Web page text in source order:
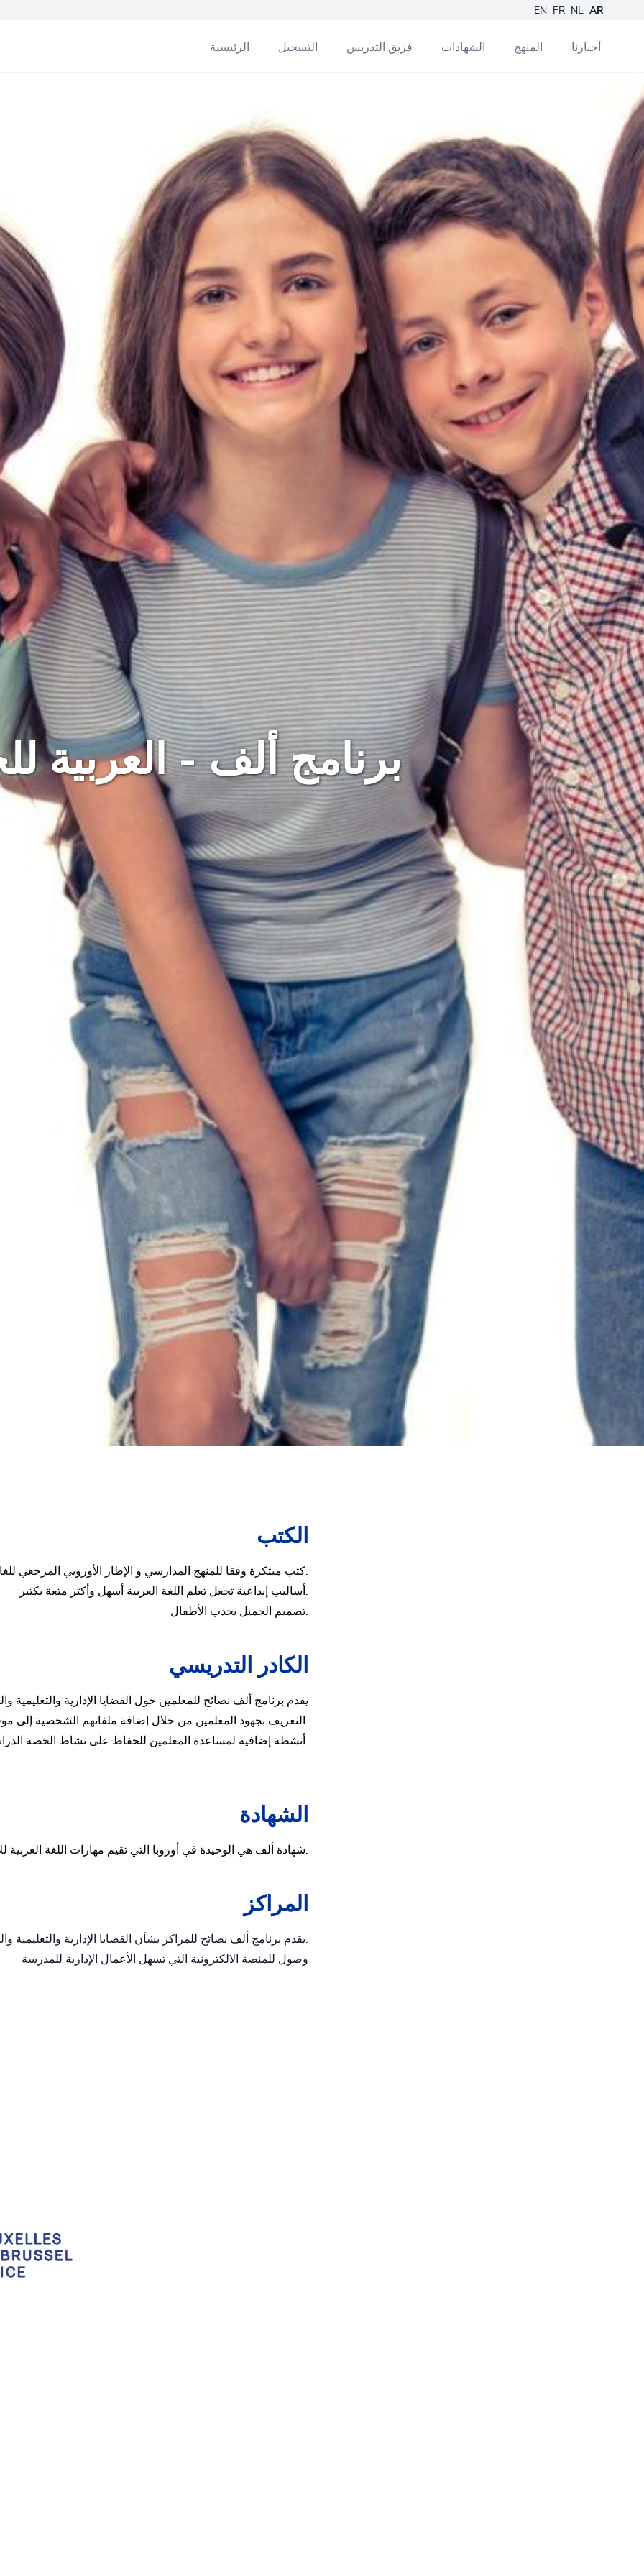
EN FR NL AR
الرئيسية التسجيل فريق التدريس الشهادات المنهج أخبارنا
برنامج ألف - العربية
الكتب
كتب مبتكرة وفقا للمنهج المدارسي و الإطار الأوروبي المرجعي للغات.
أساليب إبداعية تجعل تعلم اللغة العربية أسهل وأكثر متعة بكثير.
تصميم الجميل يجذب الأطفال.
الكادر التدريسي
يقدم برنامج ألف نصائح للمعلمين حول القضايا الإدارية والتعليمية
التعريف بجهود المعلمين من خلال إضافة ملفاتهم الشخصية إلى موقع برنامج ألف.
أنشطة إضافية لمساعدة المعلمين للحفاظ على نشاط الحصة الدراسية.
الشهادة
شهادة ألف هي الوحيدة في أوروبا التي تقيم مهارات اللغة العربية للأطفال بناءً على الإطار الأوروبي المرجعي المشترك للغات.
المراكز
يقدم برنامج ألف نصائح للمراكز بشأن القضايا الإدارية والتعليمية والتربوية.
وصول للمنصة الالكترونية التي تسهل الأعمال الإدارية للمدرسة